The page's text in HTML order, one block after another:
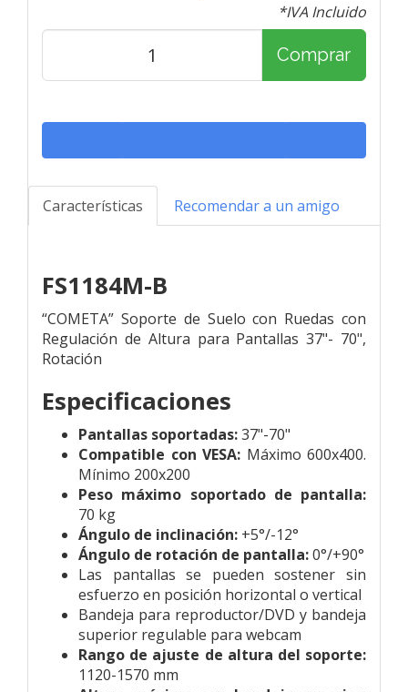
*IVA Incluido
Comprar
Características Recomendar a un amigo
FS1184M-B
“COMETA” Soporte de Suelo con Ruedas con
Regulación de Altura para Pantallas 37"- 70",
Rotación
Especificaciones
Pantallas soportadas:37"-70"
Compatible con VESA: Máximo 600x400.
Mínimo 200x200
Peso máximo soportado de pantalla:
70 kg
Ángulo de inclinación: +5°/-12°
Ángulo de rotación de pantalla:0°/+90°
Las pantallas se pueden sostener sin
esfuerzo en posición horizontal o vertical
Bandeja para reproductor/DVD y bandeja
superior regulable para webcam
Rango de ajuste de altura del soporte:
1120-1570 mm